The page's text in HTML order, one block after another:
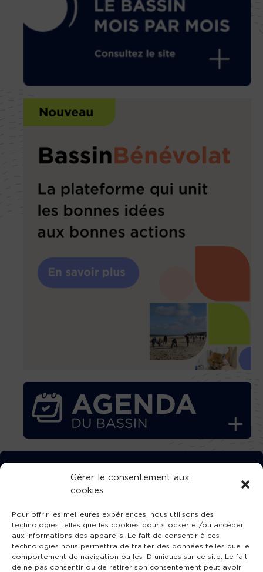
Gérer le consentement aux
cookies
Pour offrir les meilleures expériences, nous utilisons des
technologies telles que les cookies pour stocker et/ou accéder
aux informations des appareils. Le fait de consentir à ces
technologies nous permettra de traiter des données telles que le
comportement de navigation ou les ID uniques sur ce site. Le fait
de ne pas consentir ou de retirer son consentement peut avoir
TÉLÉCHARGEZ GRATUITEMENT
L’APPLICATION TVBA !
SUIVEZ-NOUS !